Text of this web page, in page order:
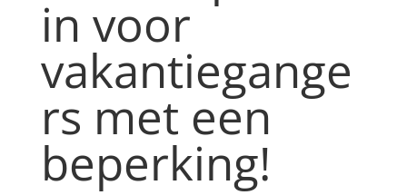
in voor
vakantiegange
rs met een
beperking!